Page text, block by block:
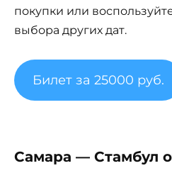
покупки или
выбора других дат.
Билет за 25000 руб.
Самара — Стамбул